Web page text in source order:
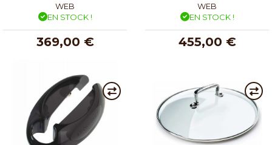
WEB
EN STOCK !
369,00 €
WEB
EN STOCK !
455,00 €